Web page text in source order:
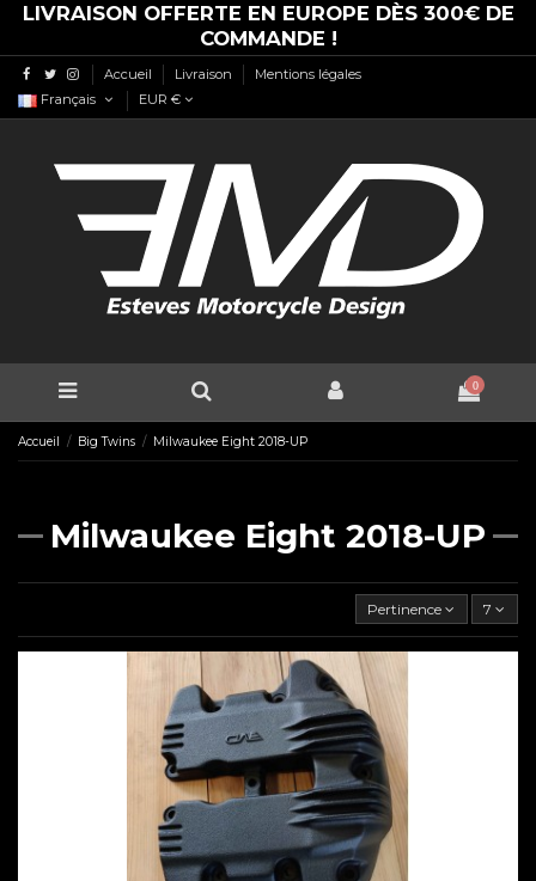
LIVRAISON OFFERTE EN EUROPE DÈS 300€ DE
COMMANDE !
Accueil Livraison
Mentions légales
Français
EUR €
0
Accueil Big Twins Milwaukee Eight 2018-UP
Milwaukee Eight 2018-UP
Pertinence 7